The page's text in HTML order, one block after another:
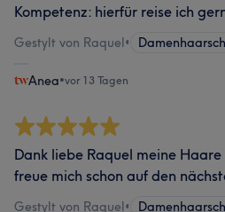
Kompetenz: hierfür reise ich
Gestylt von Raquel•
Anea•vor 13 Tagen
Dank liebe Raquel meine
freue mich schon auf den
Gestylt von Raquel•